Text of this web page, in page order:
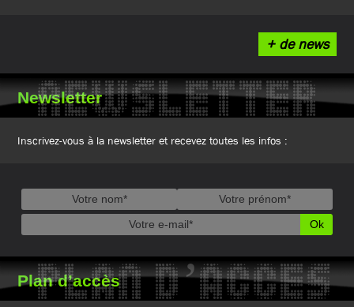
+ de news
Newsletter
NEWSLETTER
Inscrivez-vous à la newsletter et recevez toutes les infos :
Plan d’accès
PLAN D’ACCES